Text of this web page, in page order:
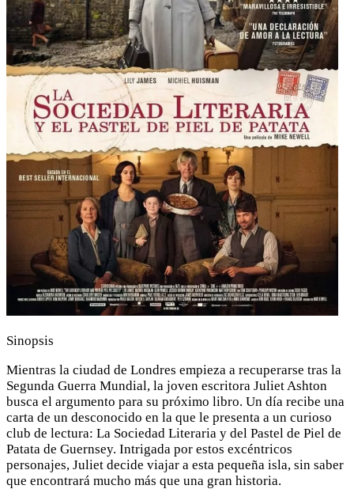
Sinopsis
Mientras la ciudad de Londres empieza a recuperarse tras la
Segunda Guerra Mundial, la joven escritora Juliet Ashton
busca el argumento para su próximo libro. Un día recibe una
carta de un desconocido en la que le presenta a un curioso
club de lectura: La Sociedad Literaria y del Pastel de Piel de
Patata de Guernsey. Intrigada por estos excéntricos
personajes, Juliet decide viajar a esta pequeña isla, sin saber
que encontrará mucho más que una gran historia.